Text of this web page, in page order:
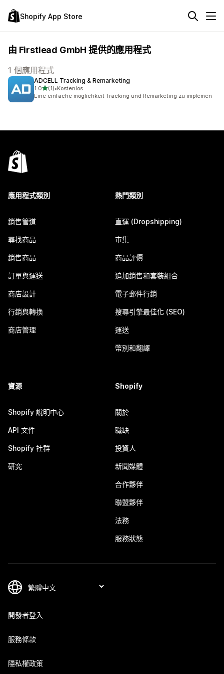
Shopify App Store
由 Firstlead GmbH 提供的應用程式
1 個應用程式
ADCELL Tracking & Remarketing
1.0滿分 5 顆星
(1)
共有 1 則評價
•Kostenlos
Eine einfache möglichkeit Tracking und Remarketing zu implemen
應用程式類別
銷售管道
尋找商品
銷售商品
訂單與運送
商店設計
行銷與轉換
商店管理
熱門類別
直運 (Dropshipping)
市集
商品評價
追加銷售和套裝組合
電子郵件行銷
搜尋引擎最佳化 (SEO)
運送
幣別和翻譯
資源
Shopify 說明中心
API 文件
Shopify 社群
研究
Shopify
關於
職缺
投資人
新聞媒體
合作夥伴
聯盟夥伴
法務
服務狀態
開發者登入
服務條款
隱私權政策